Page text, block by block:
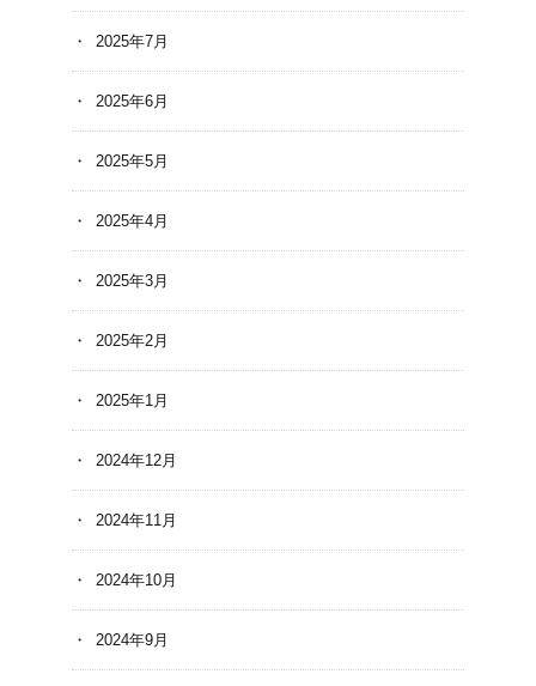
2025年7月
2025年6月
2025年5月
2025年4月
2025年3月
2025年2月
2025年1月
2024年12月
2024年11月
2024年10月
2024年9月